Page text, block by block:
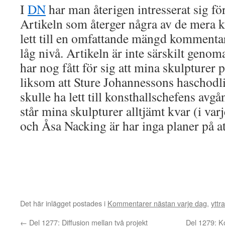
I DNhar man återigen intresserat sig
Artikeln som återger några av de mera
lett till en omfattande mängd
låg nivå. Artikeln är inte särskilt
har nog fått för sig att mina skulpturer
liksom att Sture Johannessons
skulle ha lett till konsthallschefens
står mina skulpturer alltjämt kvar (i
och Åsa Nacking är har inga planer på
Det här inlägget postades i Kommentarer nästan varje dag,
← Del 1277: Diffusion mellan två projekt Del 1279: